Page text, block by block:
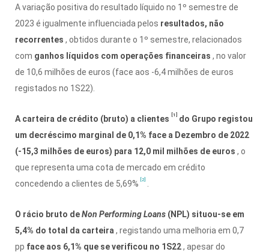
A variação positiva do resultado líquido no 1º semestre de
2023 é igualmente influenciada pelos resultados, não
recorrentes , obtidos durante o 1º semestre, relacionados
com ganhos líquidos com operações financeiras , no valor
de 10,6 milhões de euros (face aos -6,4 milhões de euros
registados no 1S22).
A carteira de crédito (bruto) a clientes [1]
do Grupo registou
um decréscimo marginal de 0,1% face a Dezembro de 2022
(-15,3 milhões de euros) para 12,0 mil milhões de euros , o
que representa uma cota de mercado em crédito
concedendo a clientes de 5,69%
[2]
O rácio bruto deNon Performing Loans (NPL) situou-se em
5,4% do total da carteira , registando uma melhoria em 0,7
pp face aos 6,1% que se verificou no 1S22, apesar do